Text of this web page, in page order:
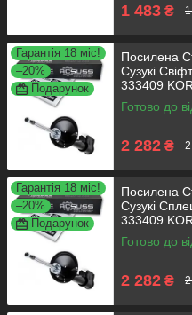
1 483 ₴
Гарантія 18 міс!
–20%
Подарунок
Посилена
Сузукі
333409
Готово до
2 282 ₴
Гарантія 18 міс!
–20%
Подарунок
Посилена
Сузукі
333409
Готово до
2 282 ₴